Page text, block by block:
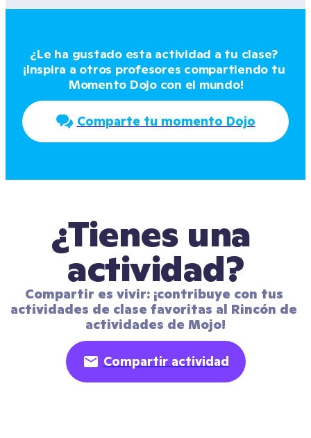
¿Le ha gustado esta actividad a tu clase?
¡Inspira a otros profesores compartiendo tu
Momento Dojo con el mundo!
Comparte tu momento Dojo
¿Tienes una
actividad?
Compartir es vivir: ¡contribuye con tus
actividades de clase favoritas al Rincón de
actividades de Mojo!
Compartir actividad